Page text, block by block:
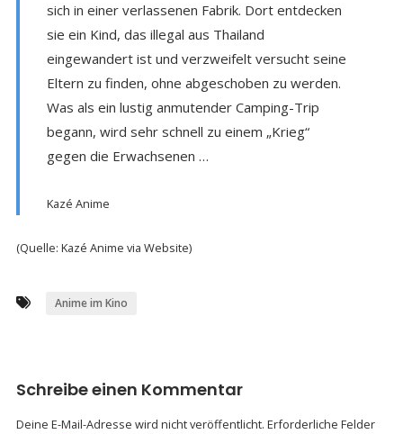
sich in einer verlassenen Fabrik. Dort entdecken
sie ein Kind, das illegal aus Thailand
eingewandert ist und verzweifelt versucht seine
Eltern zu finden, ohne abgeschoben zu werden.
Was als ein lustig anmutender Camping-Trip
begann, wird sehr schnell zu einem „Krieg“
gegen die Erwachsenen …
Kazé Anime
(Quelle: Kazé Anime via Website)
Anime im Kino
Schreibe einen Kommentar
Deine E-Mail-Adresse wird nicht veröffentlicht. Erforderliche Felder